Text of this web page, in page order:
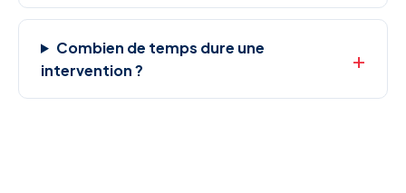
Combien de temps dure une
intervention ?